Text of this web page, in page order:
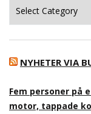
NYHETER VIA
Fem personer på
motor, tappade